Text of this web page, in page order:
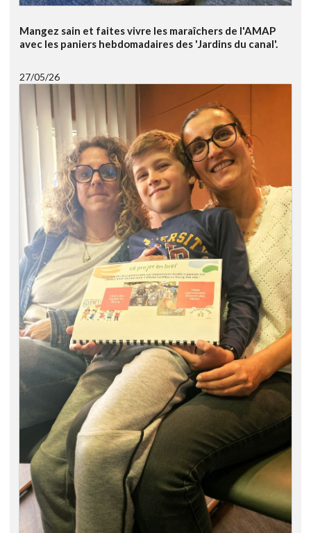
Mangez sain et faites vivre les maraîchers de l'AMAP
avec les paniers hebdomadaires des 'Jardins du canal'.
27/05/26